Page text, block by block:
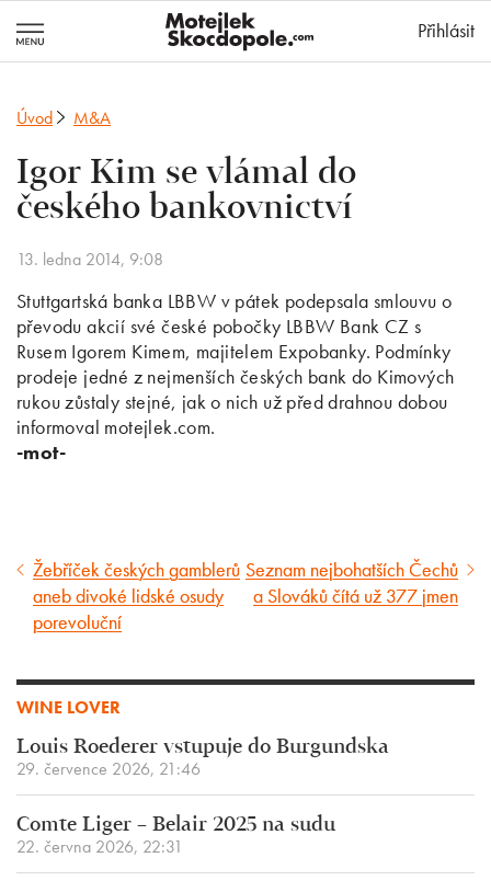
Přihlásit
Úvod M&A
Igor Kim se vlámal do
českého bankovnictví
13. ledna 2014, 9:08
Stuttgartská banka LBBW v pátek podepsala smlouvu o
převodu akcií své české pobočky LBBW Bank CZ s
Rusem Igorem Kimem, majitelem Expobanky. Podmínky
prodeje jedné z nejmenších českých bank do Kimových
rukou zůstaly stejné, jak o nich už před drahnou dobou
informoval motejlek.com.
-mot-
Předcházející
článek
Žebříček českých gamblerů
aneb divoké lidské osudy
porevoluční
Následující
článek
Seznam nejbohatších Čechů
a Slováků čítá už 377 jmen
WINE LOVER
Louis Roederer vstupuje do Burgundska
29. července 2026, 21:46
Comte Liger – Belair 2025 na sudu
22. června 2026, 22:31